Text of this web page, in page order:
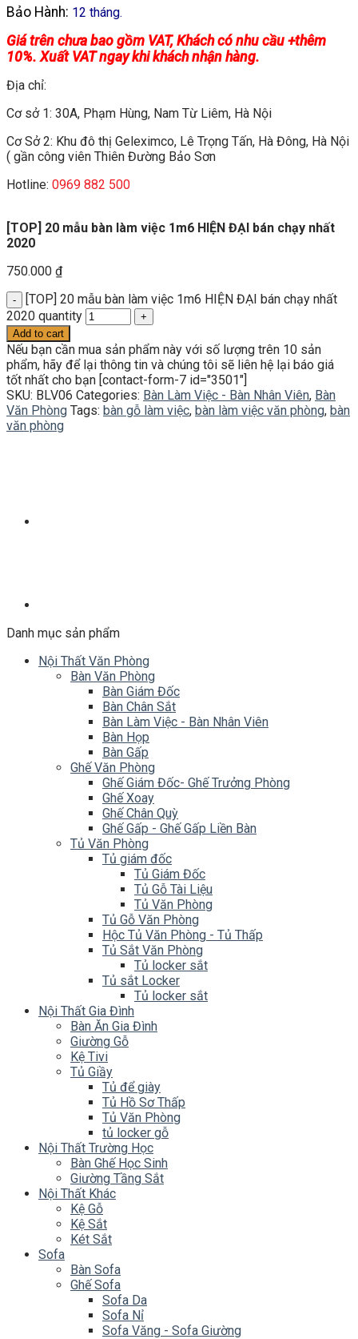
Bảo Hành: 12 tháng.
Giá trên chưa bao gồm VAT, Khách có nhu cầu +thêm
10%. Xuất VAT ngay khi khách nhận hàng.
Địa chỉ:
Cơ sở 1: 30A, Phạm Hùng, Nam Từ Liêm, Hà Nội
Cơ Sở 2: Khu đô thị Geleximco, Lê Trọng Tấn, Hà Đông, Hà Nội
( gần công viên Thiên Đường Bảo Sơn
Hotline: 0969 882 500
[TOP] 20 mẫu bàn làm việc 1m6 HIỆN ĐẠI bán chạy nhất
2020
750.000 ₫
[TOP] 20 mẫu bàn làm việc 1m6 HIỆN ĐẠI bán chạy nhất
2020 quantity
Add to cart
Nếu bạn cần mua sản phẩm này với số lượng trên 10 sản
phẩm, hãy để lại thông tin và chúng tôi sẽ liên hệ lại báo giá
tốt nhất cho bạn [contact-form-7 id="3501"]
SKU: BLV06 Categories: Bàn Làm Việc - Bàn Nhân Viên, Bàn
Văn Phòng Tags: bàn gỗ làm việc, bàn làm việc văn phòng, bàn
văn phòng
Danh mục sản phẩm
Nội Thất Văn Phòng
Bàn Văn Phòng
Bàn Giám Đốc
Bàn Chân Sắt
Bàn Làm Việc - Bàn Nhân Viên
Bàn Họp
Bàn Gấp
Ghế Văn Phòng
Ghế Giám Đốc- Ghế Trưởng Phòng
Ghế Xoay
Ghế Chân Quỳ
Ghế Gấp - Ghế Gấp Liền Bàn
Tủ Văn Phòng
Tủ giám đốc
Tủ Giám Đốc
Tủ Gỗ Tài Liệu
Tủ Văn Phòng
Tủ Gỗ Văn Phòng
Hộc Tủ Văn Phòng - Tủ Thấp
Tủ Sắt Văn Phòng
Tủ locker sắt
Tủ sắt Locker
Tủ locker sắt
Nội Thất Gia Đình
Bàn Ăn Gia Đình
Giường Gỗ
Kệ Tivi
Tủ Giầy
Tủ để giày
Tủ Hồ Sơ Thấp
Tủ Văn Phòng
tủ locker gỗ
Nội Thất Trường Học
Bàn Ghế Học Sinh
Giường Tầng Sắt
Nội Thất Khác
Kệ Gỗ
Kệ Sắt
Két Sắt
Sofa
Bàn Sofa
Ghế Sofa
Sofa Da
Sofa Nỉ
Sofa Văng - Sofa Giường